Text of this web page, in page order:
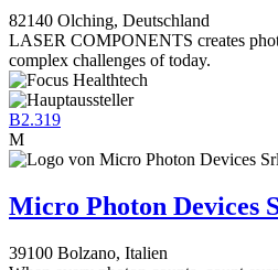
82140 Olching, Deutschland
LASER COMPONENTS creates
complex challenges of today.
B2.319
M
Micro Photon Devices
39100 Bolzano, Italien